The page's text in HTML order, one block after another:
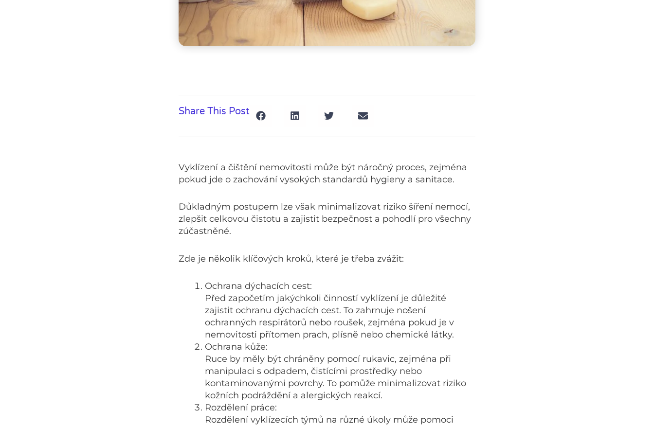
Share This Post
Vyklízení a čištění nemovitosti může být náročný proces, zejména
pokud jde o zachování vysokých standardů hygieny a sanitace.
Důkladným postupem lze však minimalizovat riziko šíření nemocí,
zlepšit celkovou čistotu a zajistit bezpečnost a pohodlí pro všechny
zúčastněné.
Zde je několik klíčových kroků, které je třeba zvážit:
Ochrana dýchacích cest:
Před započetím jakýchkoli činností vyklízení je důležité
zajistit ochranu dýchacích cest. To zahrnuje nošení
ochranných respirátorů nebo roušek, zejména pokud je v
nemovitosti přítomen prach, plísně nebo chemické látky.
Ochrana kůže:
Ruce by měly být chráněny pomocí rukavic, zejména při
manipulaci s odpadem, čistícími prostředky nebo
kontaminovanými povrchy. To pomůže minimalizovat riziko
kožních podráždění a alergických reakcí.
Rozdělení práce:
Rozdělení vyklízecích týmů na různé úkoly může pomoci